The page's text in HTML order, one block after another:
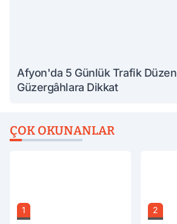
Afyon'da 5 Günlük Trafik
Güzergâhlara Dikkat
ÇOK OKUNANLAR
1 2